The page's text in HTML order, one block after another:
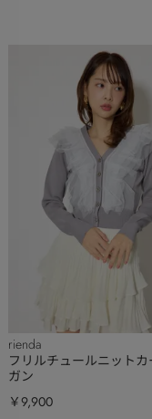
rienda
フリルチュールニットカ
ガン
￥9,900